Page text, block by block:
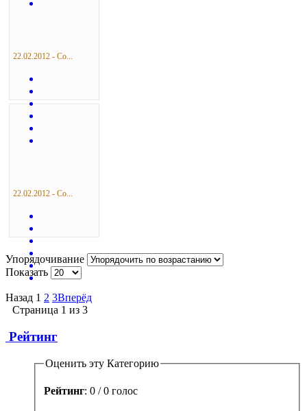
22.02.2012 - Со...
22.02.2012 - Со...
Упорядочивание
Показать
Назад 1 2 3Вперёд
Страница 1 из 3
Рейтинг
Оценить эту Категорию
Рейтинг: 0 / 0 голос